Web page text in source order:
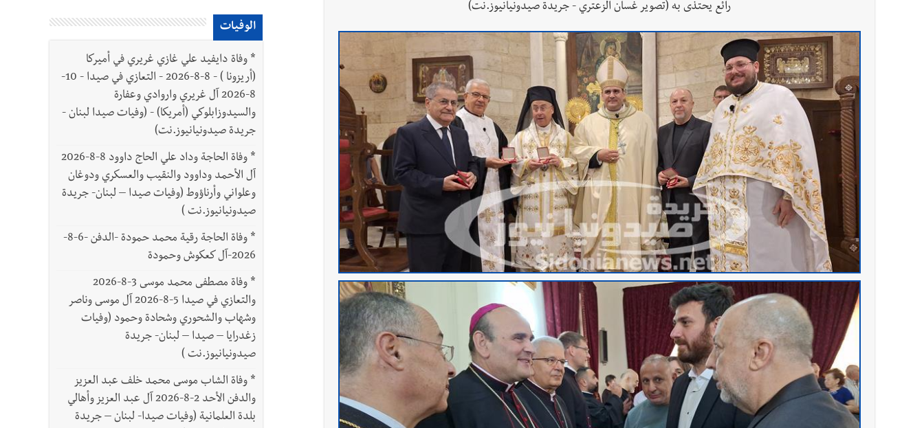
رائع يحتذى به (تصوير غسان الزعتري - جريدة صيدونيانيوز.نت)
الوفيات
* وفاة دايفيد علي غازي غريري في أميركا
(أريزونا ) - 8-8-2026 - التعازي في صيدا - 10-
8-2026 آل غريري واروادي وعفارة
والسيدوزابلوكي (أمريكا) - (وفيات صيدا لبنان -
جريدة صيدونيانيوز.نت)
*
وفاة الحاجة وداد علي الحاج داوود 8-8-2026
آل الأحمد وداوود والنقيب والعسكري ودوغان
وعلواني وأرناؤوط (وفيات صيدا – لبنان- جريدة
صيدونيانيوز.نت )
*
وفاة الحاجة رقية محمد حمودة -الدفن -6-8-
2026-آل كعكوش وحمودة
*
وفاة مصطفى محمد موسى 3-8-2026
والتعازي في صيدا 5-8-2026 آل موسى وناصر
وشهاب والشحوري وشحادة وحمود (وفيات
زغدرايا – صيدا – لبنان- جريدة
صيدونيانيوز.نت )
* وفاة الشاب موسى محمد خلف عبد العزيز
والدفن الأحد 2-8-2026 آل عبد العزيز وأهالي
بلدة العلمانية (وفيات صيدا- لبنان – جريدة